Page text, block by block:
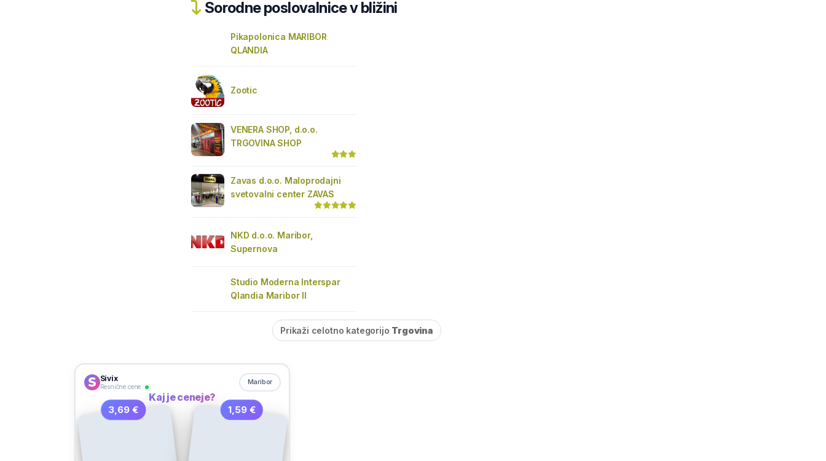
Sorodne poslovalnice v bližini
Pikapolonica MARIBOR
QLANDIA
Zootic
VENERA SHOP, d.o.o.
TRGOVINA SHOP
Zavas d.o.o. Maloprodajni
svetovalni center ZAVAS
NKD d.o.o. Maribor,
Supernova
Studio Moderna Interspar
Qlandia Maribor II
Prikaži celotno kategorijo Trgovina
Sivix
Resnične cene
Maribor
Kaj je ceneje?
3,69 € 1,59 €